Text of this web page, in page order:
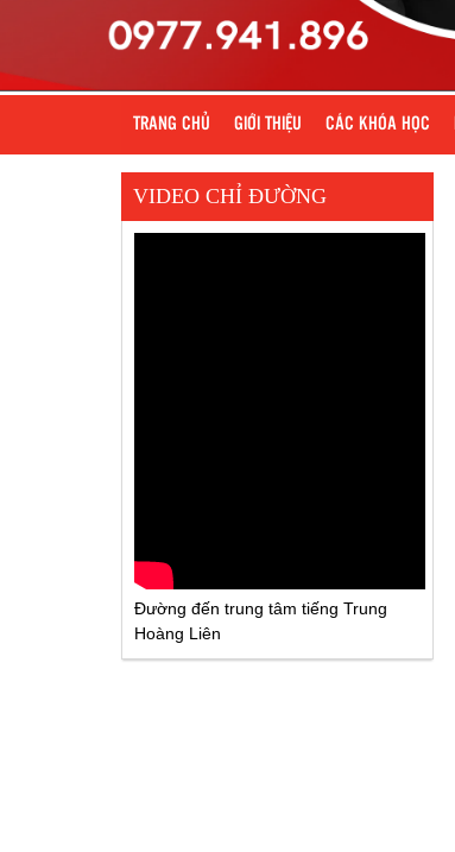
TRANG CHỦ GIỚI THIỆU CÁC KHÓA HỌC
VIDEO CHỈ ĐƯỜNG
Đường đến trung tâm tiếng Trung
Hoàng Liên